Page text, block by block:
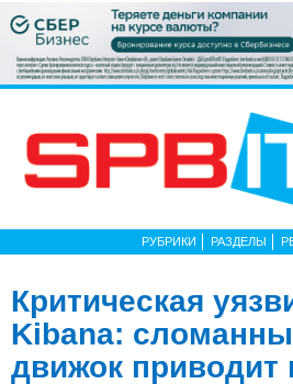
РУБРИКИ РАЗДЕЛЫ
Критическая
Kibana:
движок приводит